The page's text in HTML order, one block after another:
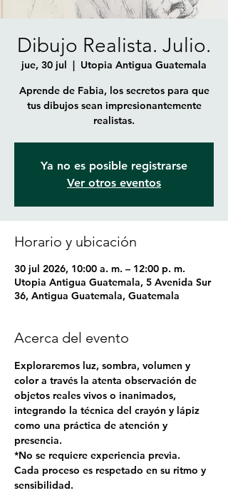
Dibujo Realista. Julio.
jue, 30 jul
  |
Utopia Antigua Guatemala
Aprende de Fabia, los secretos para que
tus dibujos sean impresionantemente
realistas.
Ya no es posible registrarse
Ver otros eventos
Horario y ubicación
30 jul 2026, 10:00 a. m. – 12:00 p. m.
Utopia Antigua Guatemala, 5 Avenida Sur
36, Antigua Guatemala, Guatemala
Acerca del evento
Exploraremos luz, sombra, volumen y
color a través la atenta observación de
objetos reales vivos o inanimados,
integrando la técnica del crayón y lápiz
como una práctica de atención y
presencia.
*No se requiere experiencia previa.
Cada proceso es respetado en su ritmo y
sensibilidad.